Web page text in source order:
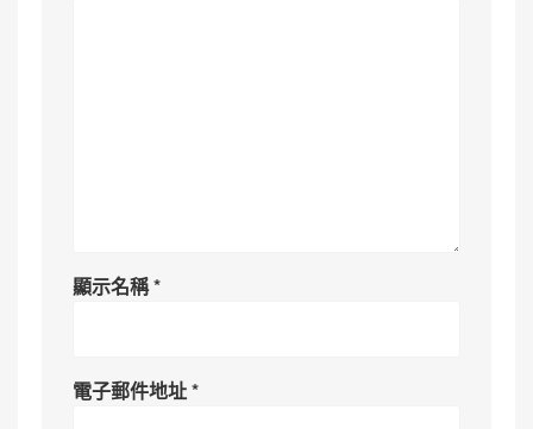
顯示名稱*
電子郵件地址*